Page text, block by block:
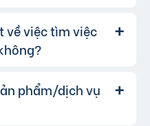
gói đăng tin miễn
dùng. Tuy nhiên, để
gói dịch vụ nâng
thêmphí dịch vụ tin
về việc tìm việc
Website của chúng
và tìm việc làm.
phẩm/dịch vụ